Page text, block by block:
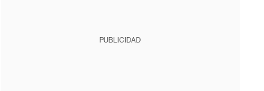
PUBLICIDAD